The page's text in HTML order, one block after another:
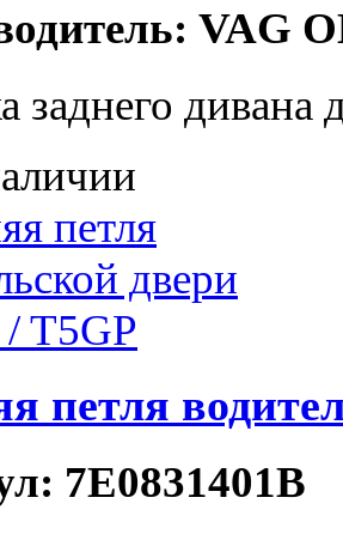
VAG
заднего дивана
петля
7E0831401B